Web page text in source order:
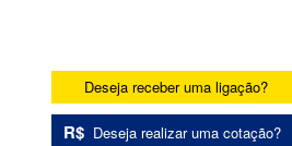
Deseja receber uma ligação?
R$ Deseja realizar uma cotação?